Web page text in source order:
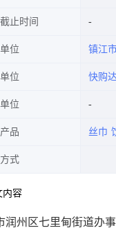
止时间
位 镇江
位 快购
位
品 丝巾
式
内容
润州区七里甸街道办